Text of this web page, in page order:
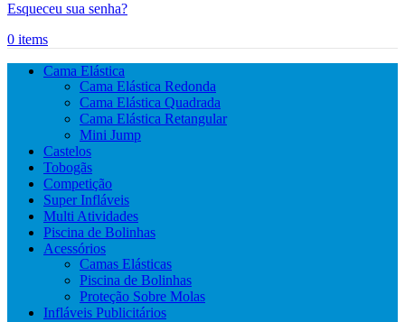
Esqueceu sua senha?
0 items
Cama Elástica
Cama Elástica Redonda
Cama Elástica Quadrada
Cama Elástica Retangular
Mini Jump
Castelos
Tobogãs
Competição
Super Infláveis
Multi Atividades
Piscina de Bolinhas
Acessórios
Camas Elásticas
Piscina de Bolinhas
Proteção Sobre Molas
Infláveis Publicitários